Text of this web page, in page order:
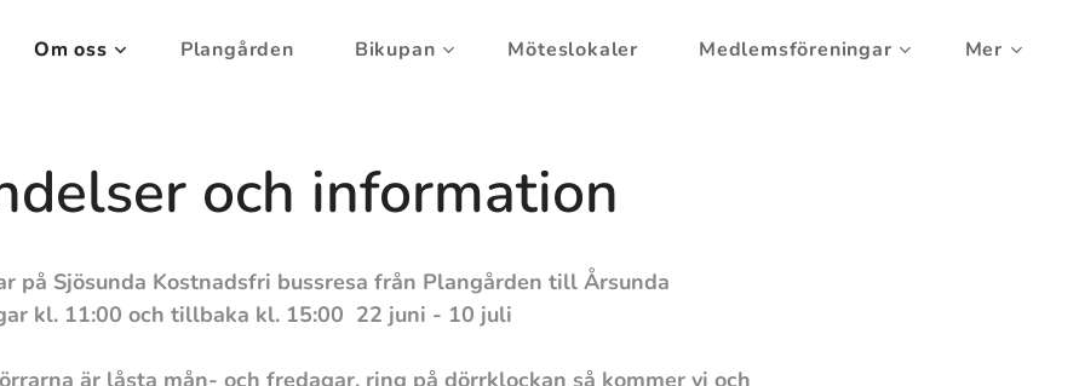
Om oss Plangården Bikupan Möteslokaler Medlemsföreningar Mer
och information
Kostnadsfri bussresa från Plangården till Årsunda
tillbaka kl. 15:00 22 juni - 10 juli
är låsta mån- och fredagar, ring på dörrklockan så kommer vi och